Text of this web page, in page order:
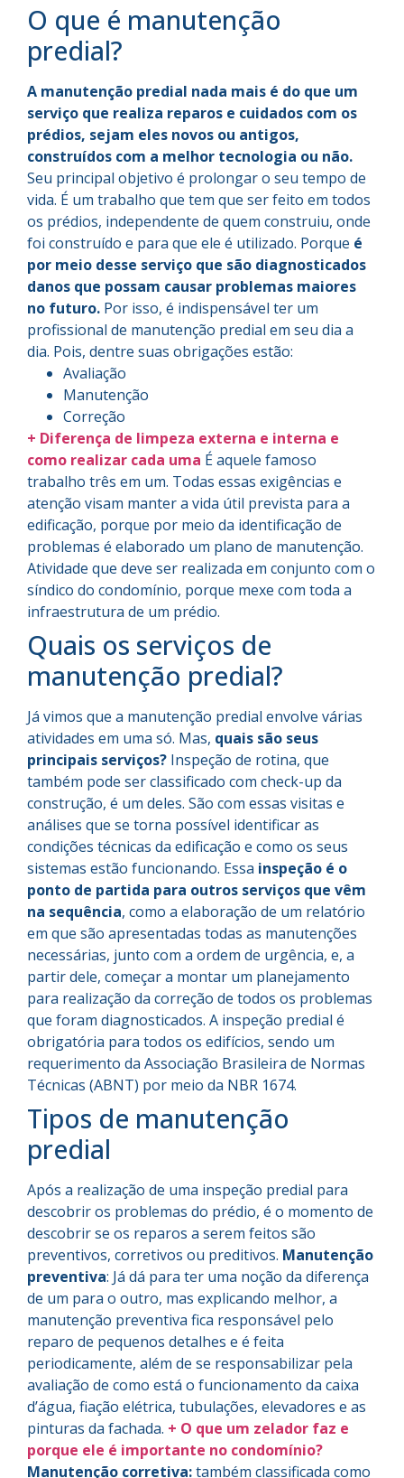
O que é manutenção
predial?
A manutenção predial nada mais é do que um
serviço que realiza reparos e cuidados com os
prédios, sejam eles novos ou antigos,
construídos com a melhor tecnologia ou não.
Seu principal objetivo é prolongar o seu tempo de
vida. É um trabalho que tem que ser feito em todos
os prédios, independente de quem construiu, onde
foi construído e para que ele é utilizado. Porque é
por meio desse serviço que são diagnosticados
danos que possam causar problemas maiores
no futuro. Por isso, é indispensável ter um
profissional de manutenção predial em seu dia a
dia. Pois, dentre suas obrigações estão:
Avaliação
Manutenção
Correção
+ Diferença de limpeza externa e interna e
como realizar cada uma É aquele famoso
trabalho três em um. Todas essas exigências e
atenção visam manter a vida útil prevista para a
edificação, porque por meio da identificação de
problemas é elaborado um plano de manutenção.
Atividade que deve ser realizada em conjunto com o
síndico do condomínio, porque mexe com toda a
infraestrutura de um prédio.
Quais os serviços de
manutenção predial?
Já vimos que a manutenção predial envolve várias
atividades em uma só. Mas, quais são seus
principais serviços? Inspeção de rotina, que
também pode ser classificado com check-up da
construção, é um deles. São com essas visitas e
análises que se torna possível identificar as
condições técnicas da edificação e como os seus
sistemas estão funcionando. Essa inspeção é o
ponto de partida para outros serviços que vêm
na sequência, como a elaboração de um relatório
em que são apresentadas todas as manutenções
necessárias, junto com a ordem de urgência, e, a
partir dele, começar a montar um planejamento
para realização da correção de todos os problemas
que foram diagnosticados. A inspeção predial é
obrigatória para todos os edifícios, sendo um
requerimento da Associação Brasileira de Normas
Técnicas (ABNT) por meio da NBR 1674.
Tipos de manutenção
predial
Após a realização de uma inspeção predial para
descobrir os problemas do prédio, é o momento de
descobrir se os reparos a serem feitos são
preventivos, corretivos ou preditivos. Manutenção
preventiva: Já dá para ter uma noção da diferença
de um para o outro, mas explicando melhor, a
manutenção preventiva fica responsável pelo
reparo de pequenos detalhes e é feita
periodicamente, além de se responsabilizar pela
avaliação de como está o funcionamento da caixa
d’água, fiação elétrica, tubulações, elevadores e as
pinturas da fachada. + O que um zelador faz e
porque ele é importante no condomínio?
Manutenção corretiva:também classificada como